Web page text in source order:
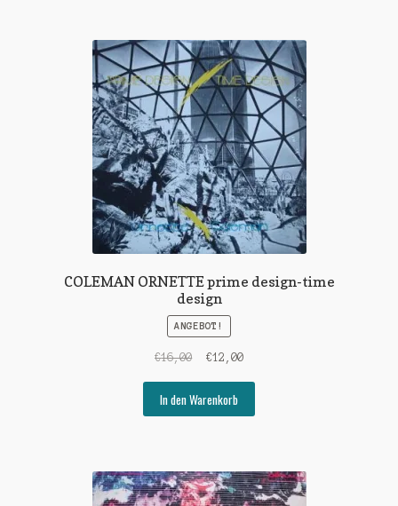
COLEMAN ORNETTE prime design-time
design
ANGEBOT!
€16,00
Ursprünglicher
war:
€16,00
€12,00Aktueller
€12,00.
In den Warenkorb